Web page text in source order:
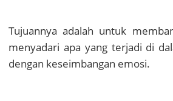
Tujuannya adalah untuk
menyadari apa yang terjadi di
dengan keseimbangan emosi.